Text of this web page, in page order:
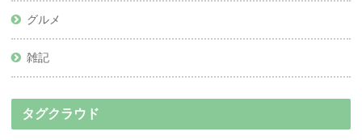
グルメ
雑記
タグクラウド